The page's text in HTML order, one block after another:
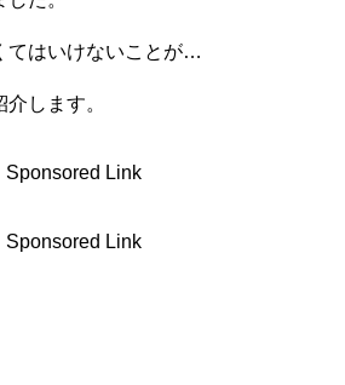
てはいけないことが…
します。
Sponsored Link
Sponsored Link